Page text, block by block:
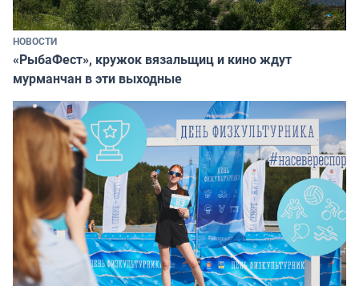
НОВОСТИ
«РыбаФест», кружок вязальщиц и кино ждут
мурманчан в эти выходные